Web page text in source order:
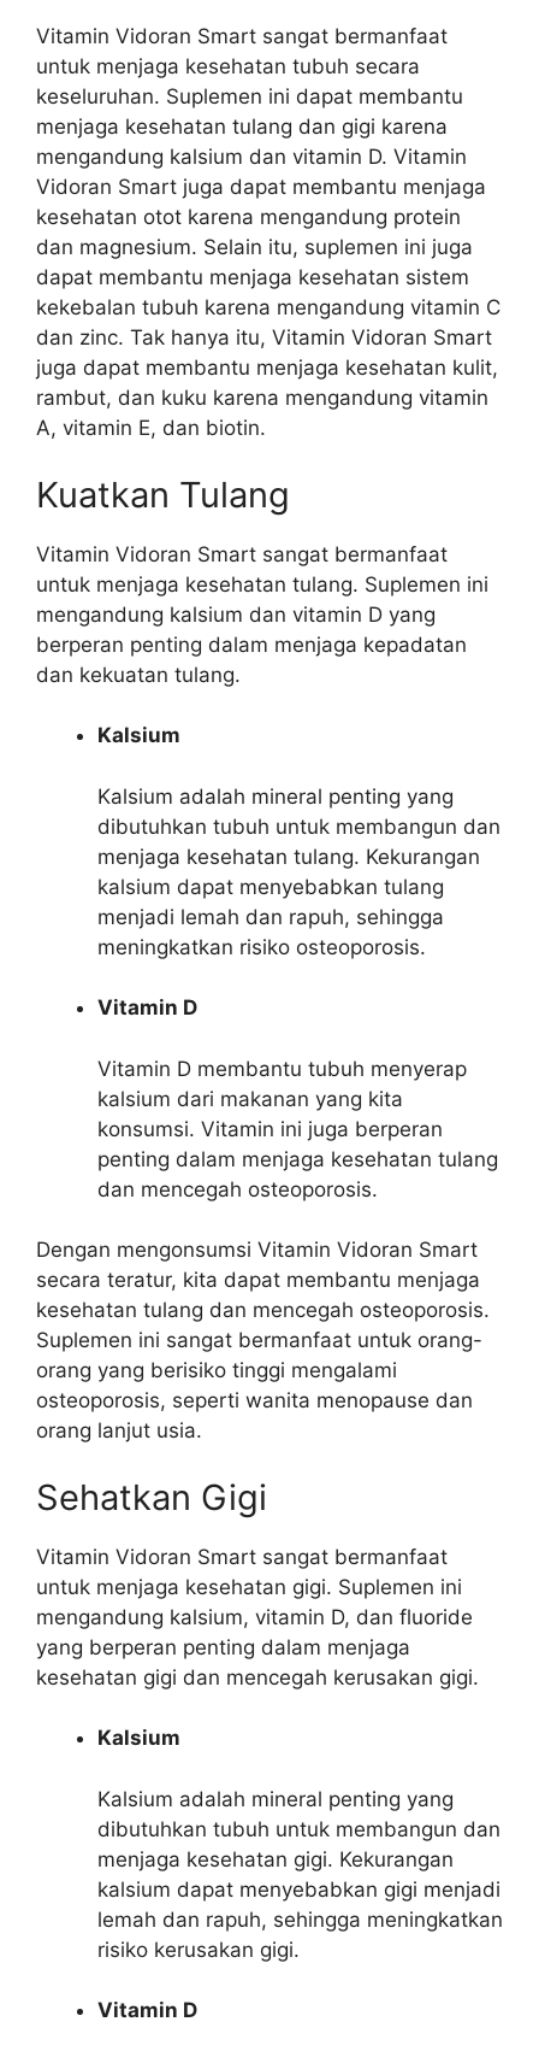
Vitamin Vidoran Smart sangat bermanfaat
untuk menjaga kesehatan tubuh secara
keseluruhan. Suplemen ini dapat membantu
menjaga kesehatan tulang dan gigi karena
mengandung kalsium dan vitamin D. Vitamin
Vidoran Smart juga dapat membantu menjaga
kesehatan otot karena mengandung protein
dan magnesium. Selain itu, suplemen ini juga
dapat membantu menjaga kesehatan sistem
kekebalan tubuh karena mengandung vitamin C
dan zinc. Tak hanya itu, Vitamin Vidoran Smart
juga dapat membantu menjaga kesehatan kulit,
rambut, dan kuku karena mengandung vitamin
A, vitamin E, dan biotin.
Kuatkan Tulang
Vitamin Vidoran Smart sangat bermanfaat
untuk menjaga kesehatan tulang. Suplemen ini
mengandung kalsium dan vitamin D yang
berperan penting dalam menjaga kepadatan
dan kekuatan tulang.
Kalsium
Kalsium adalah mineral penting yang
dibutuhkan tubuh untuk membangun dan
menjaga kesehatan tulang. Kekurangan
kalsium dapat menyebabkan tulang
menjadi lemah dan rapuh, sehingga
meningkatkan risiko osteoporosis.
Vitamin D
Vitamin D membantu tubuh menyerap
kalsium dari makanan yang kita
konsumsi. Vitamin ini juga berperan
penting dalam menjaga kesehatan tulang
dan mencegah osteoporosis.
Dengan mengonsumsi Vitamin Vidoran Smart
secara teratur, kita dapat membantu menjaga
kesehatan tulang dan mencegah osteoporosis.
Suplemen ini sangat bermanfaat untuk orang-
orang yang berisiko tinggi mengalami
osteoporosis, seperti wanita menopause dan
orang lanjut usia.
Sehatkan Gigi
Vitamin Vidoran Smart sangat bermanfaat
untuk menjaga kesehatan gigi. Suplemen ini
mengandung kalsium, vitamin D, dan fluoride
yang berperan penting dalam menjaga
kesehatan gigi dan mencegah kerusakan gigi.
Kalsium
Kalsium adalah mineral penting yang
dibutuhkan tubuh untuk membangun dan
menjaga kesehatan gigi. Kekurangan
kalsium dapat menyebabkan gigi menjadi
lemah dan rapuh, sehingga meningkatkan
risiko kerusakan gigi.
Vitamin D